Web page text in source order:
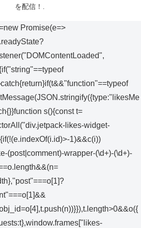
を配信！.
Promise(e=>
s(){const t=
likes-widget-
1)&&c(i))
(post|comment)-wrapper-(\d+)-(\d+)-